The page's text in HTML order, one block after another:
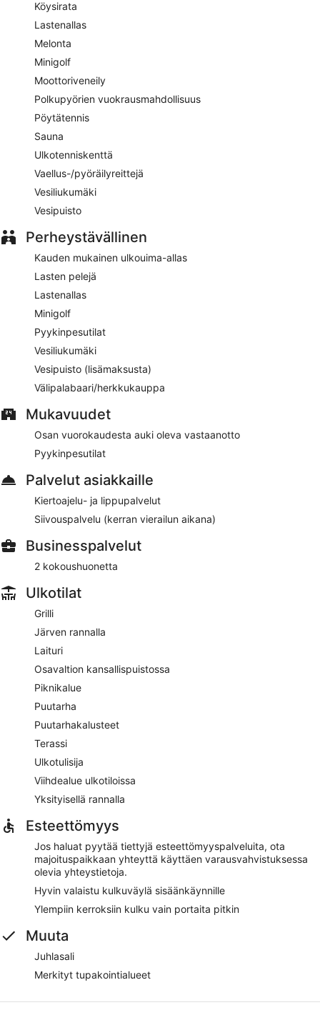
Tämä 3,5 tähden lomapuisto sallii tupakoinnin merkityillä
alueilla.
Tämä lomapuisto järjestää hotellinjohtajan kutsut joka päivä.
Paviljonki
– perheravintola, jonka erikoisuutena on
paikallinen keittiö. Ravintola tarjoilee lounaan ja illallisen. Auki
joka päivä.
Köysirata
Lastenallas
Melonta
Minigolf
Moottoriveneily
Polkupyörien vuokrausmahdollisuus
Pöytätennis
Sauna
Ulkotenniskenttä
Vaellus-/pyöräilyreittejä
Vesiliukumäki
Vesipuisto
Perheystävällinen
Kauden mukainen ulkouima-allas
Lasten pelejä
Lastenallas
Minigolf
Pyykinpesutilat
Vesiliukumäki
Vesipuisto (lisämaksusta)
Välipalabaari/herkkukauppa
Mukavuudet
Osan vuorokaudesta auki oleva vastaanotto
Pyykinpesutilat
Palvelut asiakkaille
Kiertoajelu- ja lippupalvelut
Siivouspalvelu (kerran vierailun aikana)
Businesspalvelut
2 kokoushuonetta
Ulkotilat
Grilli
Järven rannalla
Laituri
Osavaltion kansallispuistossa
Piknikalue
Puutarha
Puutarhakalusteet
Terassi
Ulkotulisija
Viihdealue ulkotiloissa
Yksityisellä rannalla
Esteettömyys
Jos haluat pyytää tiettyjä esteettömyyspalveluita, ota
majoituspaikkaan yhteyttä käyttäen varausvahvistuksessa
olevia yhteystietoja.
Hyvin valaistu kulkuväylä sisäänkäynnille
Ylempiin kerroksiin kulku vain portaita pitkin
Muuta
Juhlasali
Merkityt tupakointialueet